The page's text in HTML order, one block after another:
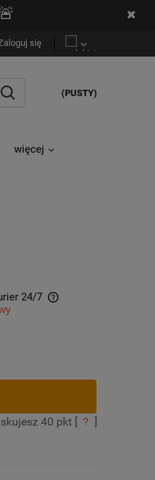
się
(PUSTY)
więcej
24/7
40 pkt [ ? ]